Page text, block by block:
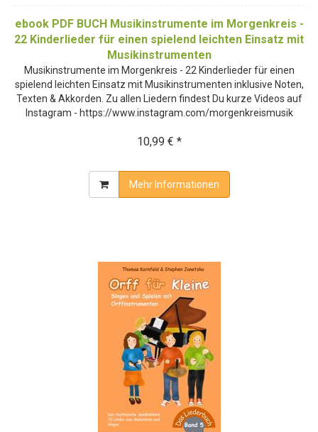
ebook PDF BUCH Musikinstrumente im Morgenkreis -
22 Kinderlieder für einen spielend leichten Einsatz mit
Musikinstrumenten
Musikinstrumente im Morgenkreis - 22 Kinderlieder für einen
spielend leichten Einsatz mit Musikinstrumenten inklusive Noten,
Texten & Akkorden. Zu allen Liedern findest Du kurze Videos auf
Instagram - https://www.instagram.com/morgenkreismusik
10,99 € *
Mehr Informationen